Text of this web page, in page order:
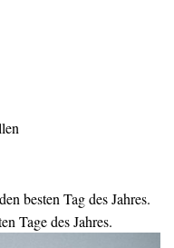
besten Tag des Jahres.
Tage des Jahres.